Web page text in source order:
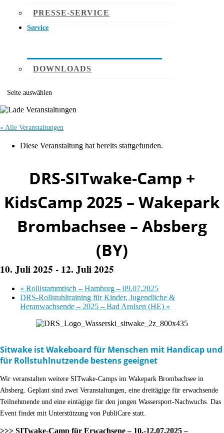
PRESSE-SERVICE
Service
DOWNLOADS
Seite auswählen
« Alle Veranstaltungen
Diese Veranstaltung hat bereits stattgefunden.
DRS-SITwake-Camp +
KidsCamp 2025 – Wakepark
Brombachsee – Absberg
(BY)
10. Juli 2025 - 12. Juli 2025
« Rollistammtisch – Hamburg – 09.07.2025
DRS-Rollstuhltraining für Kinder, Jugendliche &
Heranwachsende – 2025 – Bad Arolsen (HE) »
Sitwake ist Wakeboard für Menschen mit Handicap und
für Rollstuhlnutzende bestens geeignet
Wir veranstalten weitere SITwake-Camps im Wakepark Brombachsee in
Absberg. Geplant sind zwei Veranstaltungen, eine dreitägige für erwachsende
Teilnehmende und eine eintägige für den jungen Wassersport-Nachwuchs. Das
Event findet mit Unterstützung von PubliCare statt.
>>> SITwake-Camp für Erwachsene – 10.-12.07.2025 –